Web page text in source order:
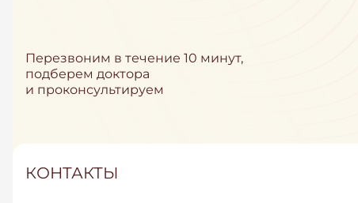
Перезвоним в течение 10 минут,
подберем доктора
и проконсультируем
КОНТАКТЫ